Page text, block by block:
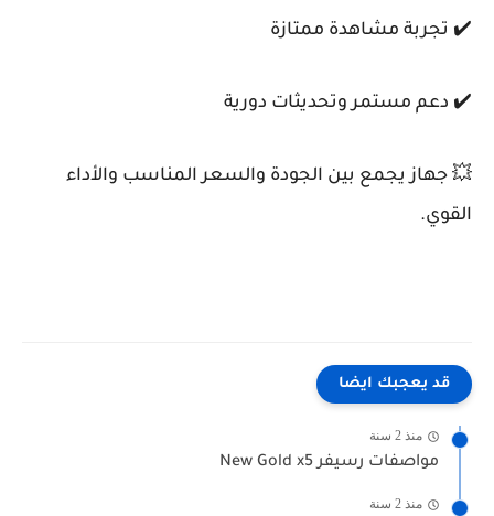
✔️ تجربة مشاهدة ممتازة
✔️ دعم مستمر وتحديثات دورية
💥 جهاز يجمع بين الجودة والسعر المناسب والأداء
القوي.
قد يعجبك ايضا
منذ 2 سنة
مواصفات رسيفر New Gold x5
منذ 2 سنة